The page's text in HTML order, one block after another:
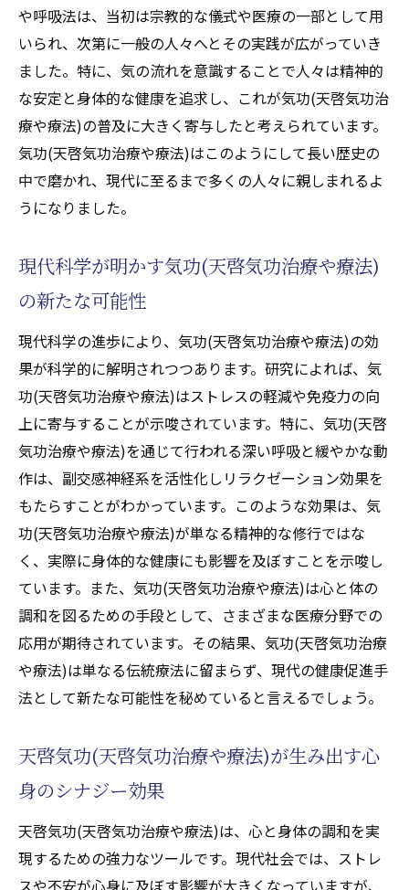
や呼吸法は、当初は宗教的な儀式や医療の一部として用
いられ、次第に一般の人々へとその実践が広がっていき
ました。特に、気の流れを意識することで人々は精神的
な安定と身体的な健康を追求し、これが気功(天啓気功治
療や療法)の普及に大きく寄与したと考えられています。
気功(天啓気功治療や療法)はこのようにして長い歴史の
中で磨かれ、現代に至るまで多くの人々に親しまれるよ
うになりました。
現代科学が明かす気功(天啓気功治療や療法)
の新たな可能性
現代科学の進歩により、気功(天啓気功治療や療法)の効
果が科学的に解明されつつあります。研究によれば、気
功(天啓気功治療や療法)はストレスの軽減や免疫力の向
上に寄与することが示唆されています。特に、気功(天啓
気功治療や療法)を通じて行われる深い呼吸と緩やかな動
作は、副交感神経系を活性化しリラクゼーション効果を
もたらすことがわかっています。このような効果は、気
功(天啓気功治療や療法)が単なる精神的な修行ではな
く、実際に身体的な健康にも影響を及ぼすことを示唆し
ています。また、気功(天啓気功治療や療法)は心と体の
調和を図るための手段として、さまざまな医療分野での
応用が期待されています。その結果、気功(天啓気功治療
や療法)は単なる伝統療法に留まらず、現代の健康促進手
法として新たな可能性を秘めていると言えるでしょう。
天啓気功(天啓気功治療や療法)が生み出す心
身のシナジー効果
天啓気功(天啓気功治療や療法)は、心と身体の調和を実
現するための強力なツールです。現代社会では、ストレ
スや不安が心身に及ぼす影響が大きくなっていますが、